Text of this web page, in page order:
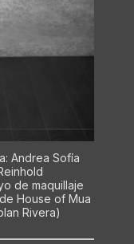
Andrea Sofía
de maquillaje
House of Mua
Rivera)